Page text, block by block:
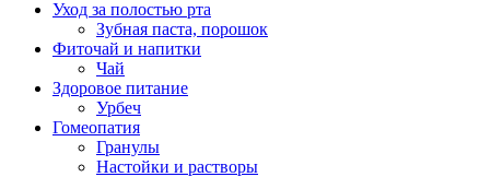
Уход за полостью рта
Зубная паста, порошок
Фиточай и напитки
Чай
Здоровое питание
Урбеч
Гомеопатия
Гранулы
Настойки и растворы